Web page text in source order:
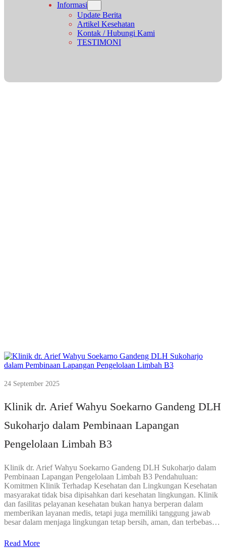
Informasi
Update Berita
Artikel Kesehatan
Kontak / Hubungi Kami
TESTIMONI
24 September 2025
Klinik dr. Arief Wahyu Soekarno Gandeng DLH
Sukoharjo dalam Pembinaan Lapangan
Pengelolaan Limbah B3
Klinik dr. Arief Wahyu Soekarno Gandeng DLH Sukoharjo dalam
Pembinaan Lapangan Pengelolaan Limbah B3 Pendahuluan:
Komitmen Klinik Terhadap Kesehatan dan Lingkungan Kesehatan
masyarakat tidak bisa dipisahkan dari kesehatan lingkungan. Klinik
dan fasilitas pelayanan kesehatan bukan hanya berperan dalam
memberikan layanan medis, tetapi juga memiliki tanggung jawab
besar dalam menjaga lingkungan tetap bersih, aman, dan terbebas…
Read More